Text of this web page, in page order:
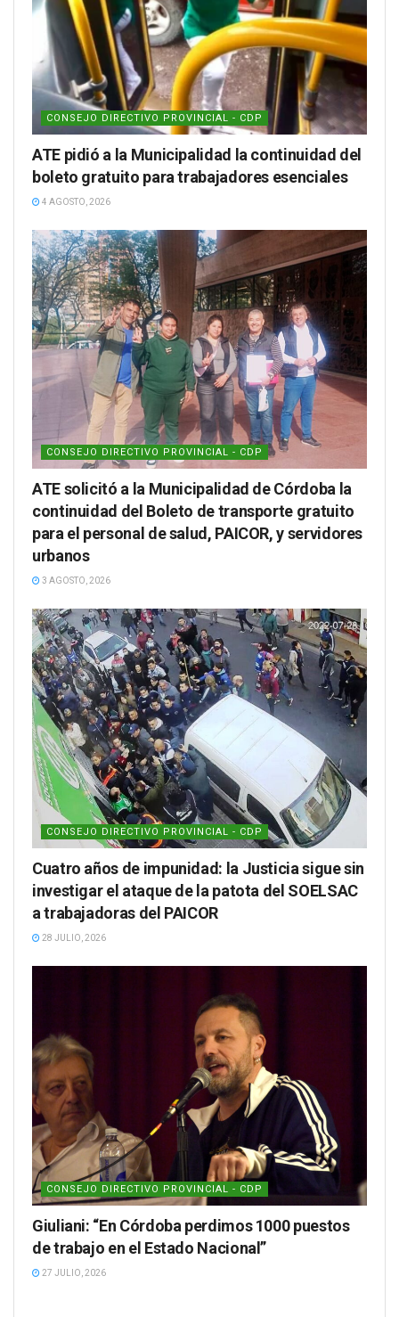
CONSEJO DIRECTIVO PROVINCIAL - CDP
ATE pidió a la Municipalidad la continuidad del
boleto gratuito para trabajadores esenciales
4 AGOSTO, 2026
CONSEJO DIRECTIVO PROVINCIAL - CDP
ATE solicitó a la Municipalidad de Córdoba la
continuidad del Boleto de transporte gratuito
para el personal de salud, PAICOR, y servidores
urbanos
3 AGOSTO, 2026
CONSEJO DIRECTIVO PROVINCIAL - CDP
Cuatro años de impunidad: la Justicia sigue sin
investigar el ataque de la patota del SOELSAC
a trabajadoras del PAICOR
28 JULIO, 2026
CONSEJO DIRECTIVO PROVINCIAL - CDP
Giuliani: “En Córdoba perdimos 1000 puestos
de trabajo en el Estado Nacional”
27 JULIO, 2026